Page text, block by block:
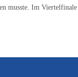
musste. Im